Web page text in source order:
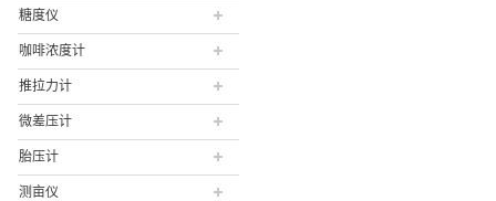
糖度仪
咖啡浓度计
推拉力计
微差压计
胎压计
测亩仪